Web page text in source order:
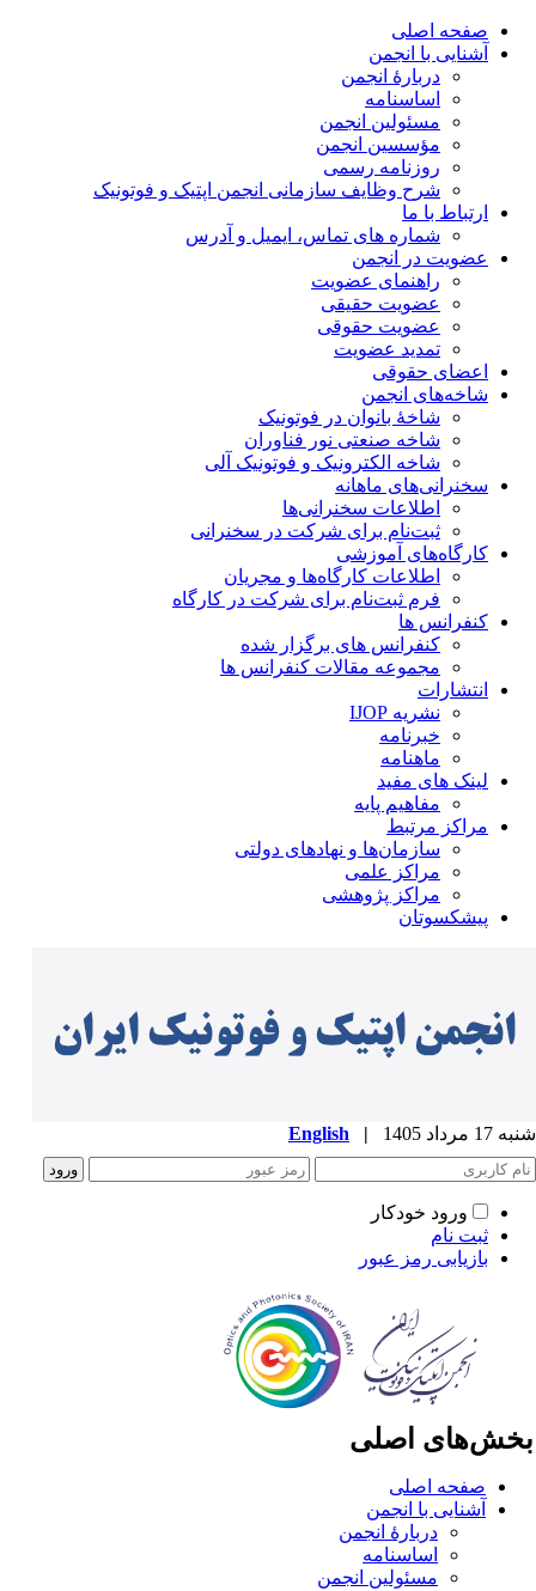
صفحه اصلی
آشنایی با انجمن
دربارۀ انجمن
اساسنامه
مسئولین انجمن
مؤسسین انجمن
روزنامه رسمی
شرح وظایف سازمانی انجمن اپتیک و فوتونیک
ارتباط با ما
شماره های تماس، ایمیل و آدرس
عضویت در انجمن
راهنمای عضویت
عضویت حقیقی
عضویت حقوقی
تمدید عضویت
اعضای حقوقی
شاخه‌های انجمن
شاخۀ بانوان در فوتونیک
شاخه صنعتی نور فناوران
شاخه‌ الکترونیک و فوتونیک آلی
سخنرانی‌های ماهانه
اطلاعات سخنرانی‌‌ها
ثبت‌نام برای شرکت در سخنرانی
کارگاه‌های آموزشی
اطلاعات کارگاه‌ها و مجریان
فرم ثبت‌نام برای شرکت در کارگاه
کنفرانس ها
کنفرانس های برگزار شده
مجموعه مقالات کنفرانس ها
انتشارات
نشریه IJOP
خبرنامه
ماهنامه
لینک های مفید
مفاهیم پایه
مراکز مرتبط
سازمان‌ها و نهادهای دولتی
مراکز علمی
مراکز پژوهشی
پیشکسوتان
مرداد 1405 |
English
ورود خودکار
ثبت نام
بازیابی رمز عبور
اصلی
صفحه اصلی
آشنایی با انجمن
دربارۀ انجمن
اساسنامه
مسئولین انجمن